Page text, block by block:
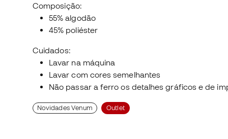
Composição:
55% algodão
45% poliéster
Cuidados:
Lavar na máquina
Lavar com cores semelhantes
Não passar a ferro os detalhes gráficos e de
Novidades Venum Outlet